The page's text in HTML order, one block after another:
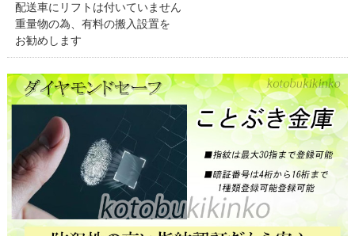
配送車にリフトは付いていません
重量物の為、有料の搬入設置を
お勧めします